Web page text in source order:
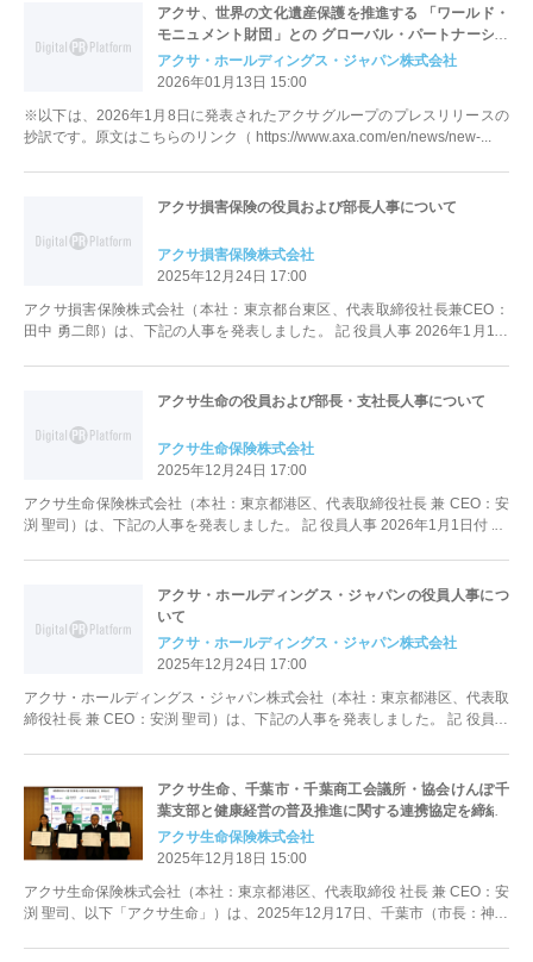
アクサ、世界の文化遺産保護を推進する 「ワールド・
モニュメント財団」との グローバル・パートナーシッ
プを発表～能登半島地震により甚大な被害を受けた文
化遺産の修復も支援～
アクサ・ホールディングス・ジャパン株式会社
2026年01月13日 15:00
※以下は、2026年1月8日に発表されたアクサグループのプレスリリースの
抄訳です。原文はこちらのリンク（ https://www.axa.com/en/news/new-...
アクサ損害保険の役員および部長人事について
アクサ損害保険株式会社
2025年12月24日 17:00
アクサ損害保険株式会社（本社：東京都台東区、代表取締役社長兼CEO：
田中 勇二郎）は、下記の人事を発表しました。 記 役員人事 2026年1月1日
アクサ生命の役員および部長・支社長人事について
アクサ生命保険株式会社
2025年12月24日 17:00
アクサ生命保険株式会社（本社：東京都港区、代表取締役社長 兼 CEO：安
渕 聖司）は、下記の人事を発表しました。 記 役員人事 2026年1月1日付 ...
アクサ・ホールディングス・ジャパンの役員人事につ
いて
アクサ・ホールディングス・ジャパン株式会社
2025年12月24日 17:00
アクサ・ホールディングス・ジャパン株式会社（本社：東京都港区、代表取
締役社長 兼 CEO：安渕 聖司）は、下記の人事を発表しました。 記 役員人
アクサ生命、千葉市・千葉商工会議所・協会けんぽ千
葉支部と健康経営の普及推進に関する連携協定を締結
アクサ生命保険株式会社
2025年12月18日 15:00
アクサ生命保険株式会社（本社：東京都港区、代表取締役 社長 兼 CEO：安
渕 聖司、以下「アクサ生命」）は、2025年12月17日、千葉市（市長：神谷